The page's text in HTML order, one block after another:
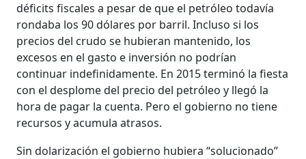
déficits fiscales a pesar de que el petróleo todavía
rondaba los 90 dólares por barril. Incluso si los
precios del crudo se hubieran mantenido, los
excesos en el gasto e inversión no podrían
continuar indefinidamente. En 2015 terminó la fiesta
con el desplome del precio del petróleo y llegó la
hora de pagar la cuenta. Pero el gobierno no tiene
recursos y acumula atrasos.
Sin dolarización el gobierno hubiera “solucionado”